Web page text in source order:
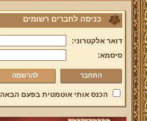
כניסה לחברים רשומים
דואר אלקטרוני:
סיסמא:
להרשמה
הכנס אותי אוטמטית בפעם הבאה